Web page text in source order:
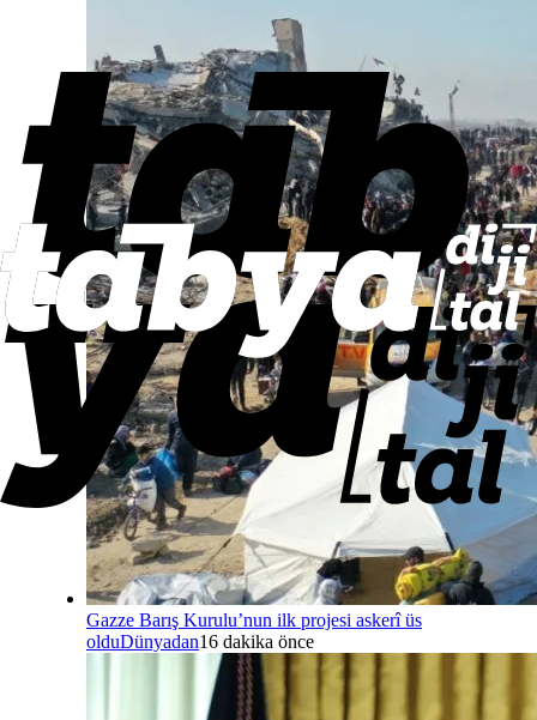
Gazze Barış Kurulu’nun ilk projesi askerî üs
olduDünyadan16 dakika önce